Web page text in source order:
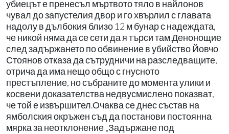
убиецът е пренесъл мъртвото тяло в найлонов
чувал до запустелия двор и го хвърлил с главата
надолу в дълбокия близо 12 м бунар с надеждата,
че никой няма да се сети да я търси там.Денонощие
след задържането по обвинение в убийство Йовчо
Стоянов отказа да сътрудничи на разследващите,
отрича да има нещо общо с гнусното
престъпление, но събраните до момента улики и
косвени доказателства недвусмислено показват,
че той е извършител.Очаква се днес състав на
ямболския окръжен съд да постанови постоянна
мярка за неотклонение „Задържане под